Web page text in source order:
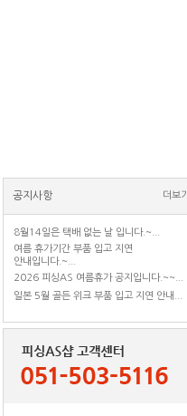
공지사항 더보기
8월14일은 택배 없는 날 입니다.~...
여름 휴가기간 부품 입고 지연
안내입니다.~...
2026 피싱AS 여름휴가 공지입니다.~~...
일본 5월 골든 위크 부품 입고 지연 안내...